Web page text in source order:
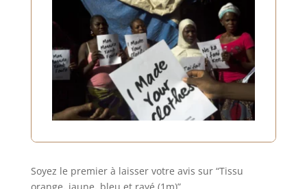
Soyez le premier à laisser votre avis sur “Tissu